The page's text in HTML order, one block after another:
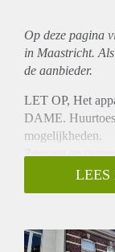
Op deze pagina
in Maastricht.
de aanbieder.
LET OP, Het
DAME.
mogelijkheden.
Zeer net en
karakteristiek
Maastricht. Het
nieuwe
LEES